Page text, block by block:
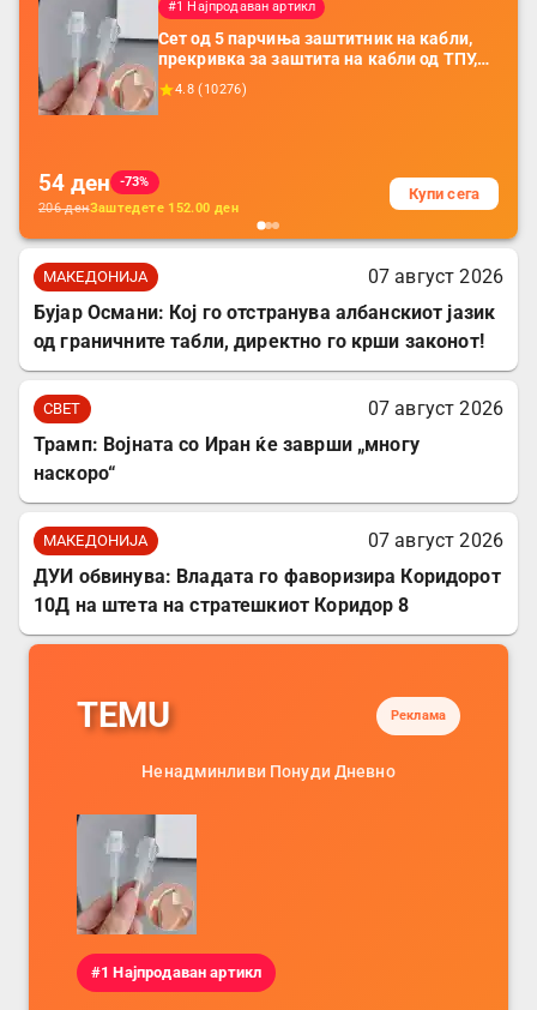
#1 Најпродаван артикл
Сет од 5 парчиња заштитник на кабли,
прекривка за заштита на кабли од ТПУ,
додатоци за заштита на кабли, без
батерија, за мобилни телефони, комплет
4.8 (10276)
54 ден
-73%
206денЗаштедете 152.00 ден
Купи сега
МАКЕДОНИЈА
07 август 2026
Бујар Османи: Кој го отстранува албанскиот јазик
од граничните табли, директно го крши законот!
СВЕТ
07 август 2026
Трамп: Војната со Иран ќе заврши „многу
наскоро“
МАКЕДОНИЈА
07 август 2026
ДУИ обвинува: Владата го фаворизира Коридорот
10Д на штета на стратешкиот Коридор 8
TEMU Реклама
Ненадминливи Понуди Дневно
#1 Најпродаван артикл